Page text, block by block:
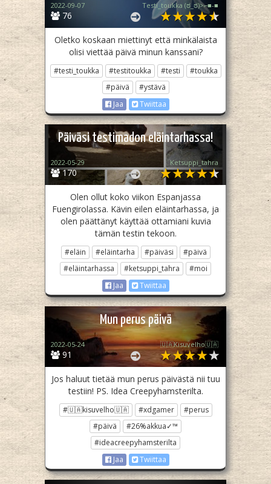
76
2022-09-07 Testi_toukka (⁠ಠ⁠_⁠ಠ⁠)⁠>⁠⌐⁠■⁠-⁠■
Oletko koskaan miettinyt että minkälaista
olisi viettää päivä minun kanssani?
#testi_toukka #testitoukka #testi
#toukka
#päivä
#ystävä
Jaa
Twiittaa
Päiväsi testimadon eläintarhassa!
170
2022-05-29 Ketsuppi_tahra
Olen ollut koko viikon Espanjassa
Fuengirolassa. Kävin eilen eläintarhassa, ja
olen päättänyt käyttää ottamiani kuvia
tämän testin tekoon.
#eläin #eläintarha #päiväsi
#päivä
#eläintarhassa
#ketsuppi_tahra
#moi
Jaa
Twiittaa
Mun perus päivä
91
2022-05-24 🇺🇦Kisuvelho🇺🇦
Jos haluut tietää mun perus päivästä nii tuu
testiin! PS. Idea Creepyhamsterilta.
#🇺🇦kisuvelho🇺🇦 #xdgamer
#perus
#päivä
#26%akkua✓™
#ideacreepyhamsterilta
Jaa
Twiittaa